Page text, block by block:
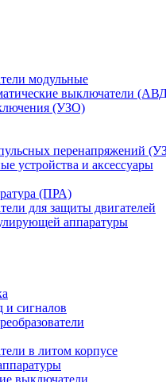
модульные
выключатели
(УЗО)
перенапряжений
устройства и аксессуары
(ПРА)
для защиты двигателей
аппаратуры
и сигналов
в литом корпусе
выключатели